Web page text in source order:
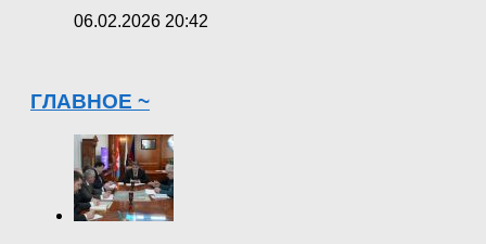
06.02.2026 20:42
ГЛАВНОЕ ~